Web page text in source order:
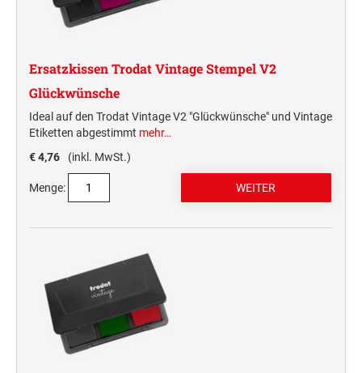
Deine Dinge Stempel
PRÄGEZANGEN
TÜTLE - MIT LIEBE EINGEPACKT
STEMPEL-KUGELSCHREIBER
Smart Style
TRODAT PRINTY™ PASTELL-EDITION
Ersatzkissen Trodat Vintage Stempel V2
Glückwünsche
Ideal auf den Trodat Vintage V2 "Glückwünsche" und Vintage
Etiketten abgestimmt mehr…
€ 4,76
(inkl. MwSt.)
Menge: